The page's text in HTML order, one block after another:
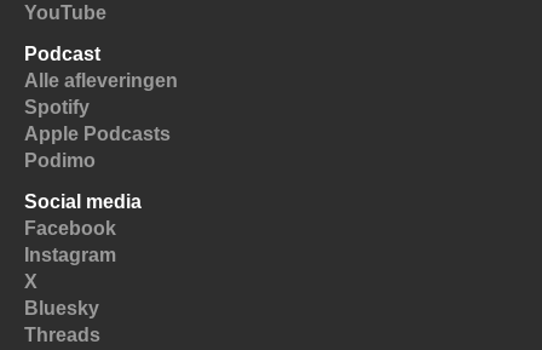
YouTube
Podcast
Alle afleveringen
Spotify
Apple Podcasts
Podimo
Social media
Facebook
Instagram
X
Bluesky
Threads